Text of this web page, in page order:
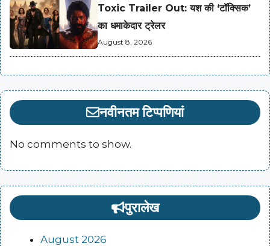
Toxic Trailer Out: यश की ‘टॉक्सिक’
का धमाकेदार ट्रेलर
August 8, 2026
नवीनतम टिप्पणियां
No comments to show.
पुरालेख
August 2026